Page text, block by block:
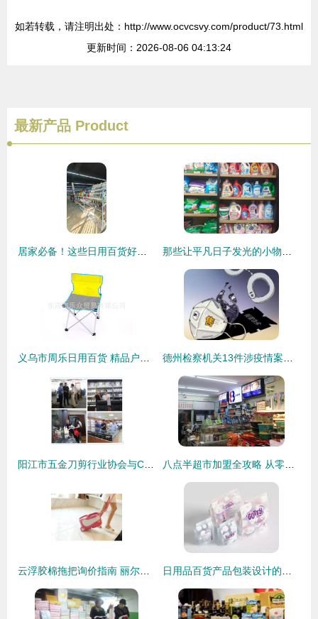
如若转载，请注明出处：http://www.ocvcsvy.com/product/73.html
更新时间：2026-08-06 04:13:24
最新产品 Product